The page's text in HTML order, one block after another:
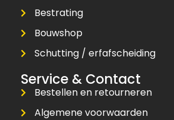
Bestrating
Bouwshop
Schutting / erfafscheiding
Service & Contact
Bestellen en retourneren
Algemene voorwaarden